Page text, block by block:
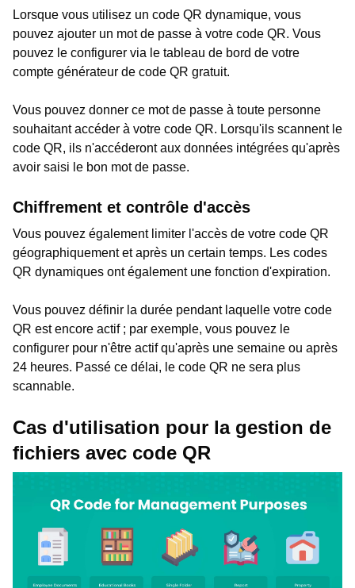
Lorsque vous utilisez un code QR dynamique, vous
pouvez ajouter un mot de passe à votre code QR. Vous
pouvez le configurer via le tableau de bord de votre
compte générateur de code QR gratuit.
Vous pouvez donner ce mot de passe à toute personne
souhaitant accéder à votre code QR. Lorsqu'ils scannent le
code QR, ils n'accéderont aux données intégrées qu'après
avoir saisi le bon mot de passe.
Chiffrement et contrôle d'accès
Vous pouvez également limiter l'accès de votre code QR
géographiquement et après un certain temps. Les codes
QR dynamiques ont également une fonction d'expiration.
Vous pouvez définir la durée pendant laquelle votre code
QR est encore actif ; par exemple, vous pouvez le
configurer pour n'être actif qu'après une semaine ou après
24 heures. Passé ce délai, le code QR ne sera plus
scannable.
Cas d'utilisation pour la gestion de
fichiers avec code QR